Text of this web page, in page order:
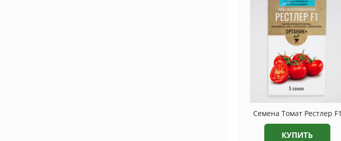
Семена Томат Рестлер F1
КУПИТЬ